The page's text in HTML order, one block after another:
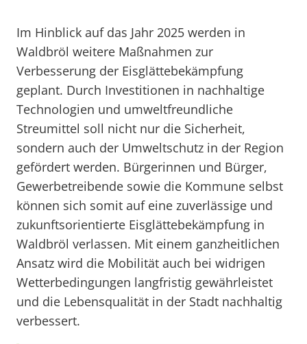
Im Hinblick auf das Jahr 2025 werden in
Waldbröl weitere Maßnahmen zur
Verbesserung der Eisglättebekämpfung
geplant. Durch Investitionen in nachhaltige
Technologien und umweltfreundliche
Streumittel soll nicht nur die Sicherheit,
sondern auch der Umweltschutz in der Region
gefördert werden. Bürgerinnen und Bürger,
Gewerbetreibende sowie die Kommune selbst
können sich somit auf eine zuverlässige und
zukunftsorientierte Eisglättebekämpfung in
Waldbröl verlassen. Mit einem ganzheitlichen
Ansatz wird die Mobilität auch bei widrigen
Wetterbedingungen langfristig gewährleistet
und die Lebensqualität in der Stadt nachhaltig
verbessert.